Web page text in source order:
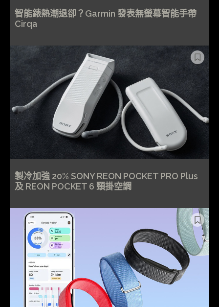
智能錶熱潮退卻？Garmin 發表無螢幕智能手帶
Cirqa
製冷加強 20% SONY REON POCKET PRO Plus
及 REON POCKET 6 頸掛空調